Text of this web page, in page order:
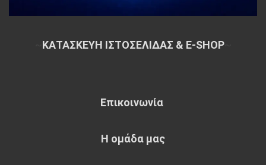
ΚΑΤΑΣΚΕΥΗ ΙΣΤΟΣΕΛΙΔΑΣ & E-SHOP~
Επικοινωνία
Η ομάδα μας